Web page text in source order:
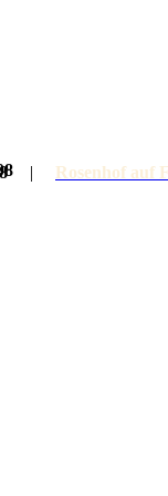
| Rosenhof auf